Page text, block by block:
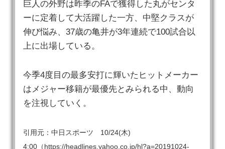
巨人の外野は昨季のFAで獲得した丸がセンタ
ーに定着して大活躍した一方、中堅クラスが
伸び悩み、37歳の亀井が3年連続で100試合以
上に出場している。
今季4度目の最多安打に輝いたヒットメーカー
はメジャー移籍が最優先とみられる中、動向
を注視していく。
引用元：中日スポーツ 10/24(木)
4:00（https://headlines.yahoo.co.jp/hl?a=20191024-